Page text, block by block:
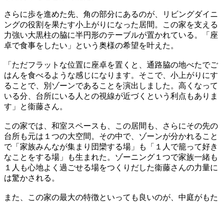
さらに歩を進めた先、角の部分にあるのが、リビングダイニ
ングの役割を果たす小上がりになった居間。この家を支える
力強い大黒柱の脇に半円形のテーブルが置かれている。「座
卓で食事をしたい」という奥様の希望を叶えた。
「ただフラットな位置に座卓を置くと、通路脇の地べたでご
はんを食べるような感じになります。そこで、小上がりにす
ることで、別ゾーンであることを演出しました。高くなって
いる分、台所にいる人との視線が近づくという利点もありま
す」と衞藤さん。
この家では、和室スペースも、この居間も、さらにその先の
台所も元は１つの大空間。その中で、ゾーンが分かれること
で「家族みんなが集まり団欒する場」も「１人で籠って好き
なことをする場」も生まれた。ゾーニング１つで家族一緒も
１人も心地よく過ごせる場をつくりだした衞藤さんの力量に
は驚かされる。
また、この家の最大の特徴といっても良いのが、中庭がもた